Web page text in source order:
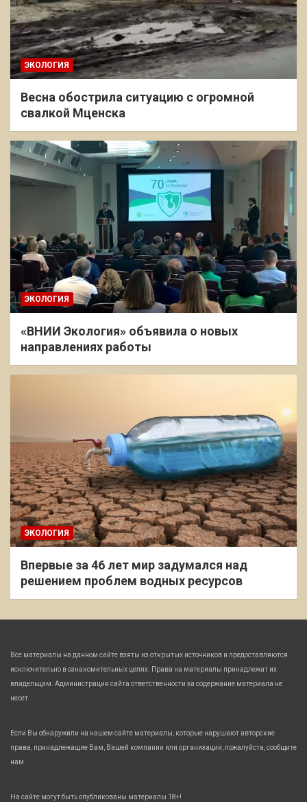
ЭКОЛОГИЯ
Весна обострила ситуацию с огромной
свалкой Мценска
ЭКОЛОГИЯ
«ВНИИ Экология» объявила о новых
направлениях работы
ЭКОЛОГИЯ
Впервые за 46 лет мир задумался над
решением проблем водных ресурсов
Все материалы на данном сайте взяты из открытых источников и предоставляются
исключительно в ознакомительных целях. Права на материалы принадлежат их
владельцам. Администрация сайта ответственности за содержание материала не
несет.
Если Вы обнаружили на нашем сайте материалы, которые нарушают авторские
права, принадлежащие Вам, Вашей компании или организации, пожалуйста, сообщите
нам.
На сайте могут быть опубликованы материалы 18+!